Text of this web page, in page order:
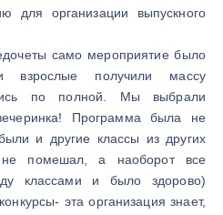
для организации выпускного
само мероприятие было
получили массу
по полной. Мы выбрали
Программа была не
и другие классы из других
помешал, а наоборот все
классами и было здорово)
эта организация знает,